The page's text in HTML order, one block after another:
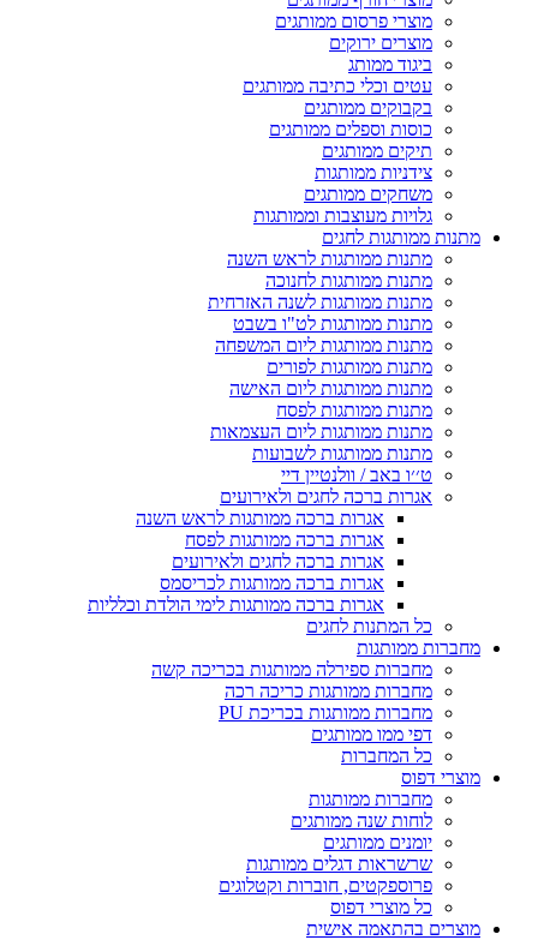
מוצרי פרסום ממותגים
מוצרים ירוקים
ביגוד ממותג
עטים וכלי כתיבה ממותגים
בקבוקים ממותגים
כוסות וספלים ממותגים
תיקים ממותגים
צידניות ממותגות
משחקים ממותגים
גלויות מעוצבות וממותגות
מתנות ממותגות לחגים
מתנות ממותגות לראש השנה
מתנות ממותגות לחנוכה
מתנות ממותגות לשנה האזרחית
מתנות ממותגות לט"ו בשבט
מתנות ממותגות ליום המשפחה
מתנות ממותגות לפורים
מתנות ממותגות ליום האישה
מתנות ממותגות לפסח
מתנות ממותגות ליום העצמאות
מתנות ממותגות לשבועות
ט׳׳ו באב / וולנטיין דיי
אגרות ברכה לחגים ולאירועים
אגרות ברכה ממותגות לראש השנה
אגרות ברכה ממותגות לפסח
אגרות ברכה לחגים ולאירועים
אגרות ברכה ממותגות לכריסמס
אגרות ברכה ממותגות לימי הולדת וכלליות
כל המתנות לחגים
מחברות ממותגות
מחברות ספירלה ממותגות בכריכה קשה
מחברות ממותגות כריכה רכה
מחברות ממותגות בכריכת PU
דפי ממו ממותגים
כל המחברות
מוצרי דפוס
מחברות ממותגות
לוחות שנה ממותגים
יומנים ממותגים
שרשראות דגלים ממותגות
פרוספקטים, חוברות וקטלוגים
כל מוצרי דפוס
מוצרים בהתאמה אישית